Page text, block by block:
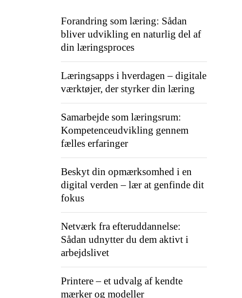
Forandring som læring: Sådan
bliver udvikling en naturlig del af
din læringsproces
Læringsapps i hverdagen – digitale
værktøjer, der styrker din læring
Samarbejde som læringsrum:
Kompetenceudvikling gennem
fælles erfaringer
Beskyt din opmærksomhed i en
digital verden – lær at genfinde dit
fokus
Netværk fra efteruddannelse:
Sådan udnytter du dem aktivt i
arbejdslivet
Printere – et udvalg af kendte
mærker og modeller